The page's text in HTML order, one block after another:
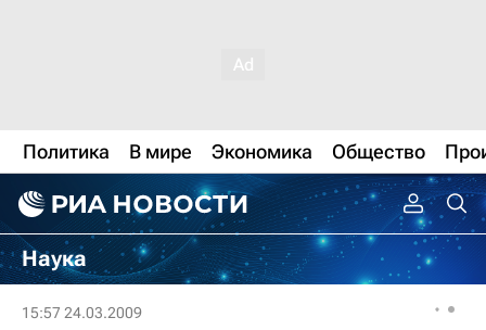
Политика В мире Экономика Общество
Наука
15:57 24.03.2009